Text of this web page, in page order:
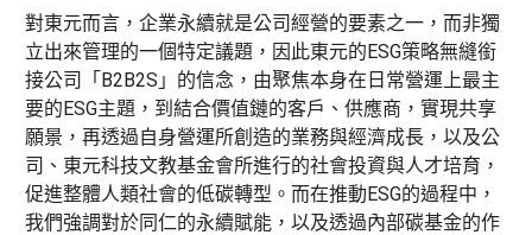
對東元而言，企業永續就是公司經營的要素之一，而非獨
立出來管理的一個特定議題，因此東元的ESG策略無縫銜
接公司「B2B2S」的信念，由聚焦本身在日常營運上最主
要的ESG主題，到結合價值鏈的客戶、供應商，實現共享
願景，再透過自身營運所創造的業務與經濟成長，以及公
司、東元科技文教基金會所進行的社會投資與人才培育，
促進整體人類社會的低碳轉型。而在推動ESG的過程中，
我們強調對於同仁的永續賦能，以及透過內部碳基金的作